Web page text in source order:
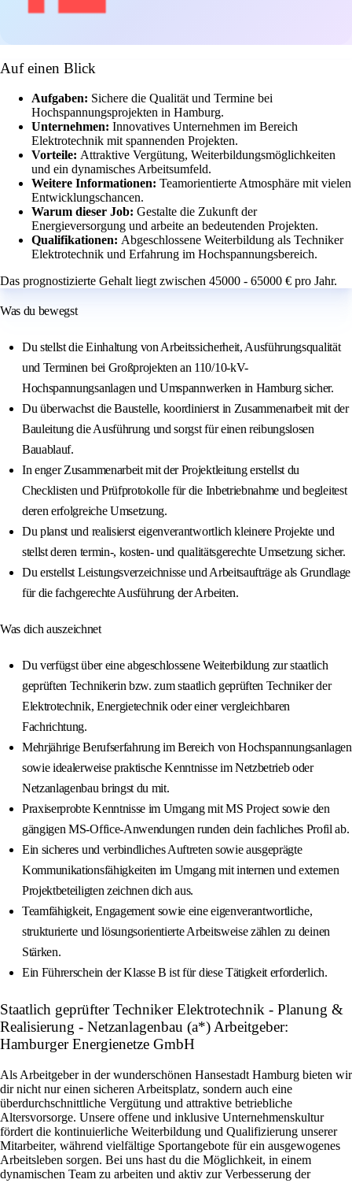
Auf einen Blick
Aufgaben: Sichere die Qualität und Termine bei
Hochspannungsprojekten in Hamburg.
Unternehmen: Innovatives Unternehmen im Bereich
Elektrotechnik mit spannenden Projekten.
Vorteile: Attraktive Vergütung, Weiterbildungsmöglichkeiten
und ein dynamisches Arbeitsumfeld.
Weitere Informationen: Teamorientierte Atmosphäre mit vielen
Entwicklungschancen.
Warum dieser Job: Gestalte die Zukunft der
Energieversorgung und arbeite an bedeutenden Projekten.
Qualifikationen: Abgeschlossene Weiterbildung als Techniker
Elektrotechnik und Erfahrung im Hochspannungsbereich.
Das prognostizierte Gehalt liegt zwischen 45000 - 65000 € pro Jahr.
Was du bewegst
Du stellst die Einhaltung von Arbeitssicherheit, Ausführungsqualität
und Terminen bei Großprojekten an 110/10-kV-
Hochspannungsanlagen und Umspannwerken in Hamburg sicher.
Du überwachst die Baustelle, koordinierst in Zusammenarbeit mit der
Bauleitung die Ausführung und sorgst für einen reibungslosen
Bauablauf.
In enger Zusammenarbeit mit der Projektleitung erstellst du
Checklisten und Prüfprotokolle für die Inbetriebnahme und begleitest
deren erfolgreiche Umsetzung.
Du planst und realisierst eigenverantwortlich kleinere Projekte und
stellst deren termin-, kosten- und qualitätsgerechte Umsetzung sicher.
Du erstellst Leistungsverzeichnisse und Arbeitsaufträge als Grundlage
für die fachgerechte Ausführung der Arbeiten.
Was dich auszeichnet
Du verfügst über eine abgeschlossene Weiterbildung zur staatlich
geprüften Technikerin bzw. zum staatlich geprüften Techniker der
Elektrotechnik, Energietechnik oder einer vergleichbaren
Fachrichtung.
Mehrjährige Berufserfahrung im Bereich von Hochspannungsanlagen
sowie idealerweise praktische Kenntnisse im Netzbetrieb oder
Netzanlagenbau bringst du mit.
Praxiserprobte Kenntnisse im Umgang mit MS Project sowie den
gängigen MS-Office-Anwendungen runden dein fachliches Profil ab.
Ein sicheres und verbindliches Auftreten sowie ausgeprägte
Kommunikationsfähigkeiten im Umgang mit internen und externen
Projektbeteiligten zeichnen dich aus.
Teamfähigkeit, Engagement sowie eine eigenverantwortliche,
strukturierte und lösungsorientierte Arbeitsweise zählen zu deinen
Stärken.
Ein Führerschein der Klasse B ist für diese Tätigkeit erforderlich.
Staatlich geprüfter Techniker Elektrotechnik - Planung &
Realisierung - Netzanlagenbau (a*) Arbeitgeber:
Hamburger Energienetze GmbH
Als Arbeitgeber in der wunderschönen Hansestadt Hamburg bieten wir
dir nicht nur einen sicheren Arbeitsplatz, sondern auch eine
überdurchschnittliche Vergütung und attraktive betriebliche
Altersvorsorge. Unsere offene und inklusive Unternehmenskultur
fördert die kontinuierliche Weiterbildung und Qualifizierung unserer
Mitarbeiter, während vielfältige Sportangebote für ein ausgewogenes
Arbeitsleben sorgen. Bei uns hast du die Möglichkeit, in einem
dynamischen Team zu arbeiten und aktiv zur Verbesserung der